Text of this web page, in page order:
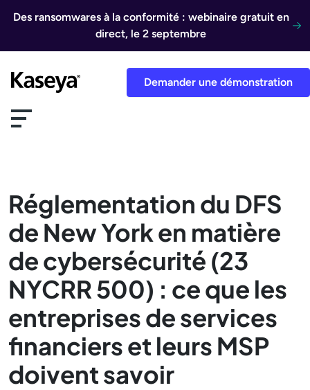
Des ransomwares à la conformité : webinaire gratuit en
direct, le 2 septembre
Demander une démonstration
Réglementation du DFS
de New York en matière
de cybersécurité (23
NYCRR 500) : ce que les
entreprises de services
financiers et leurs MSP
doivent savoir